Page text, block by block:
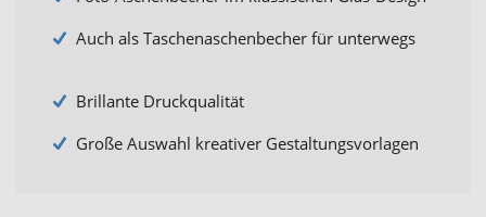
Auch als Taschenaschenbecher für unterwegs
Brillante Druckqualität
Große Auswahl kreativer Gestaltungsvorlagen